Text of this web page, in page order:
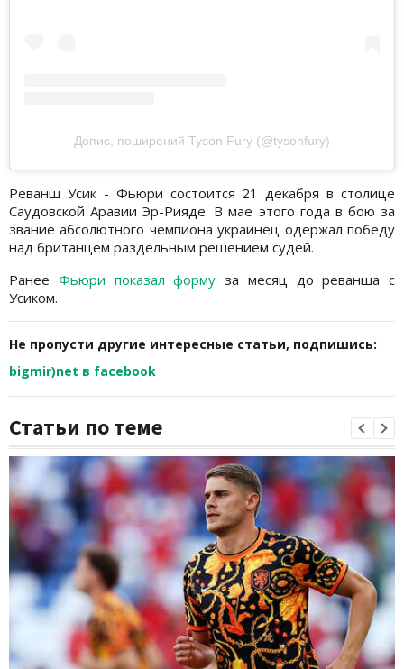
Допис, поширений Tyson Fury (@tysonfury)
Реванш Усик - Фьюри состоится 21 декабря в столице
Саудовской Аравии Эр-Рияде. В мае этого года в бою за
звание абсолютного чемпиона украинец одержал победу
над британцем раздельным решением судей.
Ранее Фьюри показал форму за месяц до реванша с
Усиком.
Не пропусти другие интересные статьи, подпишись:
bigmir)net в facebook
Статьи по теме